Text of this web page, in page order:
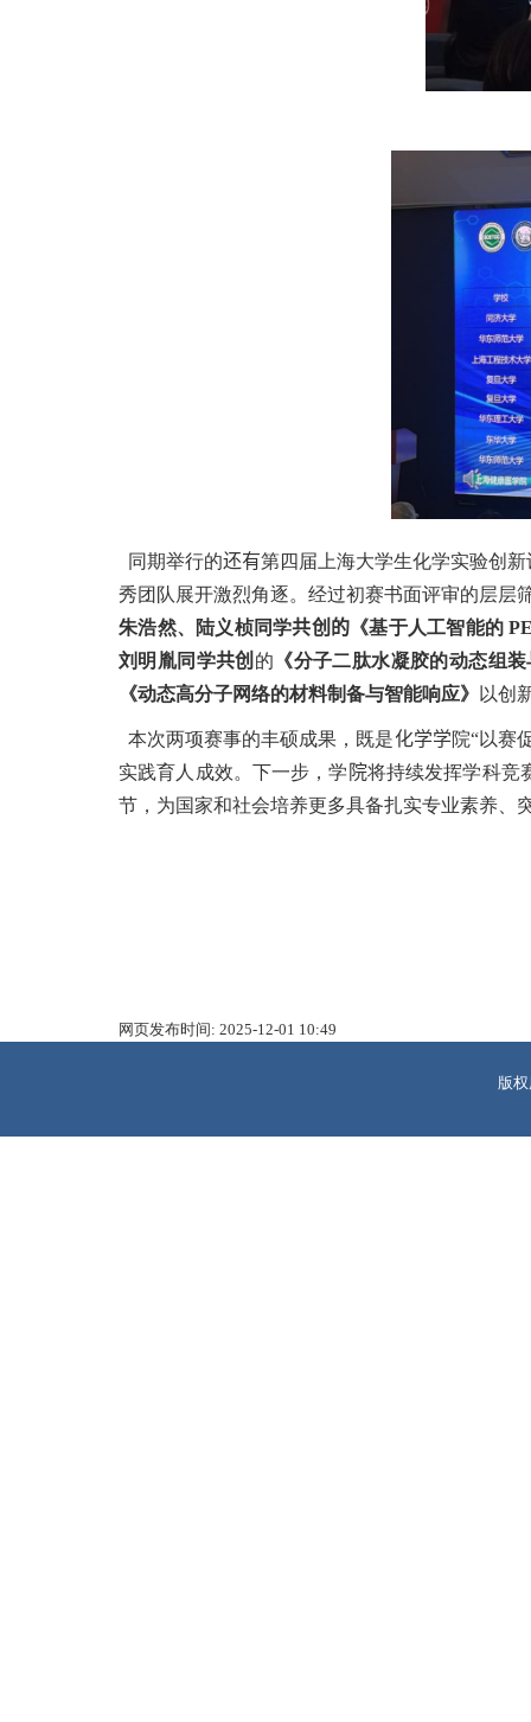
同期举行的还有第四届上海大学生化学实验创
秀团队展开激烈角逐。经过初赛书面评审的层层
朱浩然、陆义桢同学共创的 《基于人工智能的
刘明胤同学共创 的 《分子二肽水凝胶的动态组
《动态高分子网络的材料制备与智能响应》
以创
本次两项赛事的丰硕成果，既是化学学院“以赛
实践育人成效。下一步，学 院将持续发挥学科竞
节，为国家和社会培养更多具备扎实专业素养、
网页发布时间: 2025-12-01 10:49
版